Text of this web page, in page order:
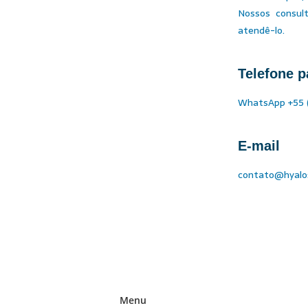
Nossos
atendê-lo.
Telefone
WhatsApp +55
E-mail
Menu